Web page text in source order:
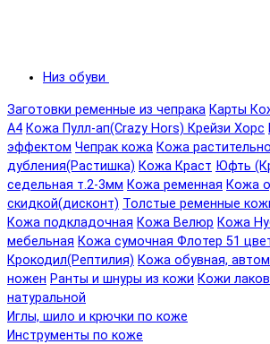
Низ обуви
Заготовки ременные из чепрака Карты
А4 Кожа Пулл-ап(Crazy Hors) Крейзи Хорс
эффектом Чепрак кожа Кожа
дубления(Растишка) Кожа Краст Юфть
седельная т.2-3мм Кожа ременная Кожа
скидкой(дисконт) Толстые ременные
Кожа подкладочная Кожа Велюр Кожа
мебельная Кожа сумочная Флотер 51
Крокодил(Рептилия) Кожа обувная,
ножен Ранты и шнуры из кожи Кожи
натуральной
Иглы, шило и крючки по коже
Инструменты по коже